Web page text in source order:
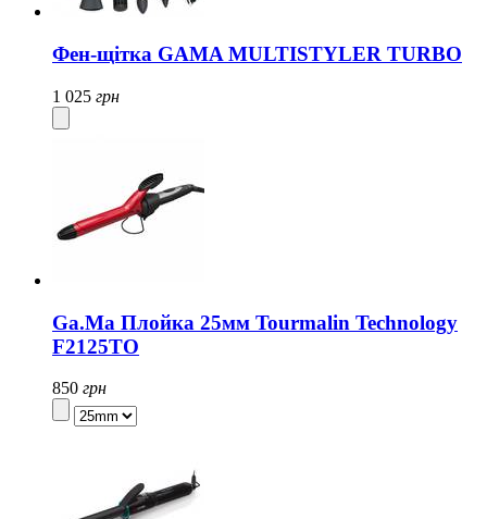
Фен-щітка GAMA MULTISTYLER TURBO
1 025 грн
Ga.Ma Плойка 25мм Tourmalin Technology
F2125TO
850 грн